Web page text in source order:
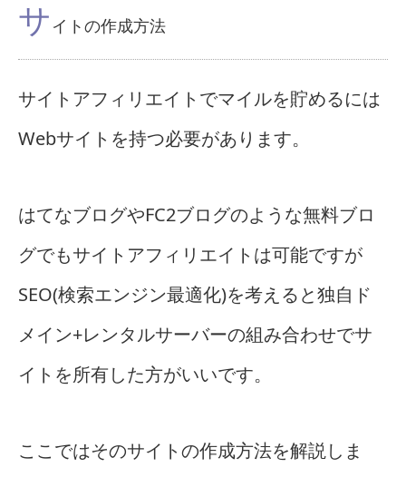
サ イトの作成方法
サイトアフィリエイトでマイルを貯めるには
Webサイトを持つ必要があります。
はてなブログやFC2ブログのような無料ブロ
グでもサイトアフィリエイトは可能ですが
SEO(検索エンジン最適化)を考えると独自ド
メイン+レンタルサーバーの組み合わせでサ
イトを所有した方がいいです。
ここではそのサイトの作成方法を解説しま